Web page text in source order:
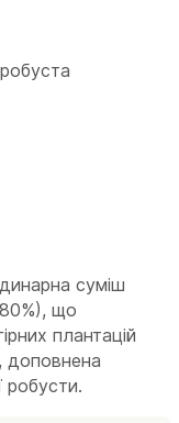
суміш
що
плантацій
доповнена
робусти.